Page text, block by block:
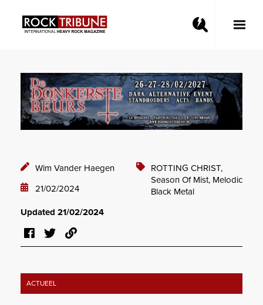
Toggle
Wim Vander Haegen
21/02/2024
ROTTING CHRIST,
Season Of Mist, Melodic
Black Metal
Updated 21/02/2024
ACTUEEL